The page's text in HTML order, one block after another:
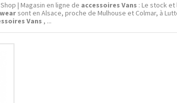
Shop | Magasin en ligne de accessoires Vans : Le stock et
sont en Alsace, proche de Mulhouse et Colmar, à
Vans , ...